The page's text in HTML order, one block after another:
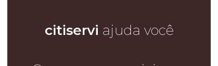
citiservi ajuda você